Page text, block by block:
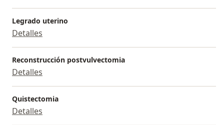
Legrado uterino
Detalles
Reconstrucción postvulvectomia
Detalles
Quistectomia
Detalles